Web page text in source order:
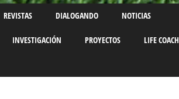
REVISTAS DIALOGANDO NOTICIAS
INVESTIGACIÓN PROYECTOS LIFE COACH